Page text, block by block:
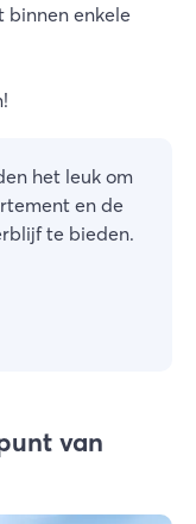
binnen enkele
het leuk om
en de
te bieden.
van